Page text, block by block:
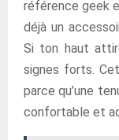
référence geek
déjà un
Si ton haut
signes forts.
parce qu’une
confortable et